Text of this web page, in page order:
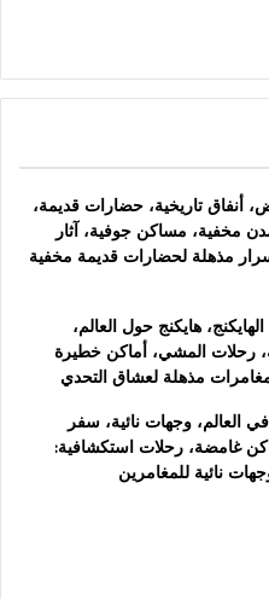
أنفاق تاريخية، حضارات قديمة،
مخفية، مساكن جوفية، آثار
مذهلة لحضارات قديمة مخفية
هايكنج حول العالم،
رحلات المشي، أماكن خطيرة
مذهلة لعشاق التحدي
العالم، وجهات نائية، سفر
غامضة، رحلات استكشافية:
نائية للمغامرين